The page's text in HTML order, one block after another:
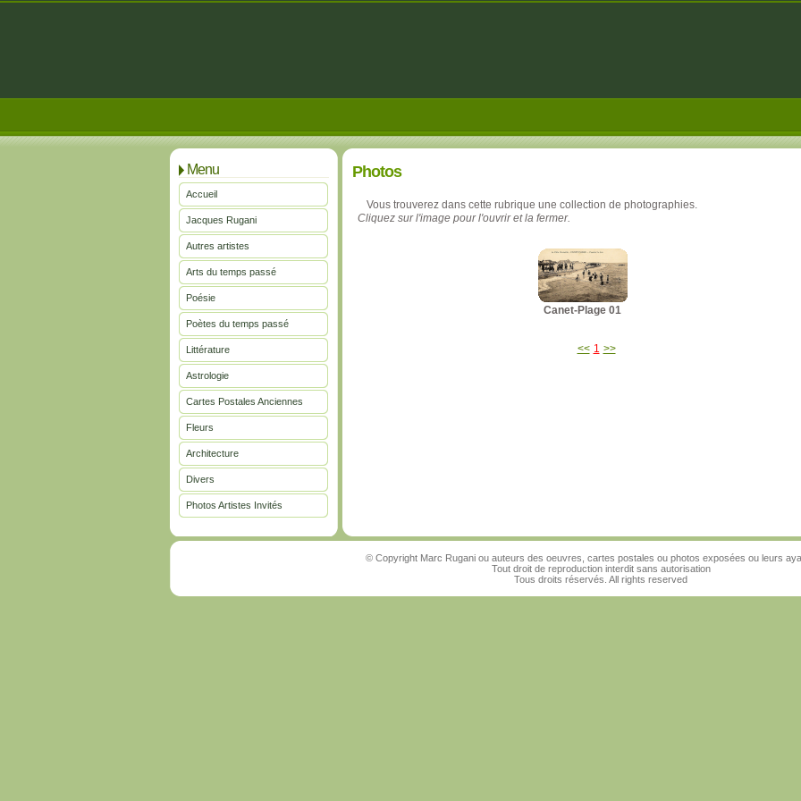
Menu
Accueil
Jacques Rugani
Autres artistes
Arts du temps passé
Poésie
Poètes du temps passé
Littérature
Astrologie
Cartes Postales Anciennes
Fleurs
Architecture
Divers
Photos Artistes Invités
Photos
Vous trouverez dans cette rubrique une collection de photographies.
Cliquez sur l'image pour l'ouvrir et la fermer.
Canet-Plage 01
<< 1 >>
© Copyright Marc Rugani ou auteurs des oeuvres, cartes postales ou photos exposées ou leurs
Tout droit de reproduction interdit sans autorisation
Tous droits réservés. All rights reserved